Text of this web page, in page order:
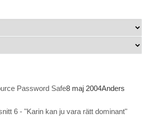
Password Safe8 maj 2004Anders